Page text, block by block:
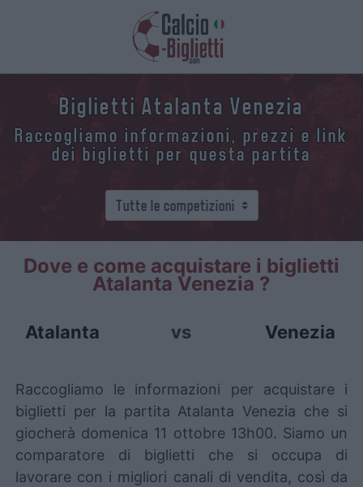
Biglietti Atalanta Venezia
Raccogliamo informazioni, prezzi e link
dei biglietti per questa partita
Dove e come acquistare i biglietti
Atalanta Venezia ?
Atalanta vs Venezia
Raccogliamo le informazioni per acquistare i
biglietti per la partita Atalanta Venezia che si
giocherà domenica 11 ottobre 13h00. Siamo un
comparatore di biglietti che si occupa di
lavorare con i migliori canali di vendita, così da